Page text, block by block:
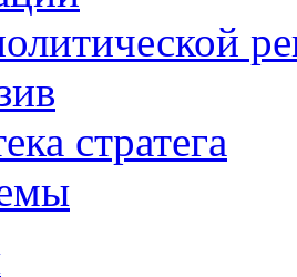
стратега